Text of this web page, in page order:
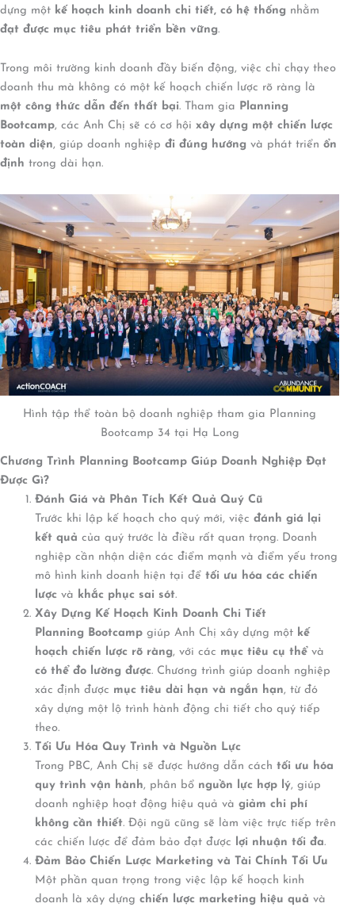
dựng một kế hoạch kinh doanh chi tiết, có hệ thống nhằm
đạt được mục tiêu phát triển bền vững.
Trong môi trường kinh doanh đầy biến động, việc chỉ chạy theo
doanh thu mà không có một kế hoạch chiến lược rõ ràng là
một công thức dẫn đến thất bại. Tham gia Planning
Bootcamp, các Anh Chị sẽ có cơ hội xây dựng một chiến lược
toàn diện, giúp doanh nghiệp đi đúng hướng và phát triển ổn
định trong dài hạn.
Hình tập thể toàn bộ doanh nghiệp tham gia Planning
Bootcamp 34 tại Hạ Long
Chương Trình Planning Bootcamp Giúp Doanh Nghiệp Đạt
Được Gì?
Đánh Giá và Phân Tích Kết Quả Quý Cũ
Trước khi lập kế hoạch cho quý mới, việc đánh giá lại
kết quả của quý trước là điều rất quan trọng. Doanh
nghiệp cần nhận diện các điểm mạnh và điểm yếu trong
mô hình kinh doanh hiện tại để tối ưu hóa các chiến
lượcvà khắc phục sai sót.
Xây Dựng Kế Hoạch Kinh Doanh Chi Tiết
Planning Bootcampgiúp Anh Chị xây dựng một kế
hoạch chiến lược rõ ràng, với các mục tiêu cụ thểvà
có thể đo lường được. Chương trình giúp doanh nghiệp
xác định được mục tiêu dài hạn và ngắn hạn, từ đó
xây dựng một lộ trình hành động chi tiết cho quý tiếp
theo.
Tối Ưu Hóa Quy Trình và Nguồn Lực
Trong PBC, Anh Chị sẽ được hướng dẫn cách tối ưu hóa
quy trình vận hành, phân bổ nguồn lực hợp lý, giúp
doanh nghiệp hoạt động hiệu quả và giảm chi phí
không cần thiết. Đội ngũ cũng sẽ làm việc trực tiếp trên
các chiến lược để đảm bảo đạt được
lợi nhuận tối đa.
Đảm Bảo Chiến Lược Marketing và Tài Chính Tối Ưu
Một phần quan trọng trong việc lập kế hoạch kinh
doanh là xây dựng chiến lược marketing hiệu quả và